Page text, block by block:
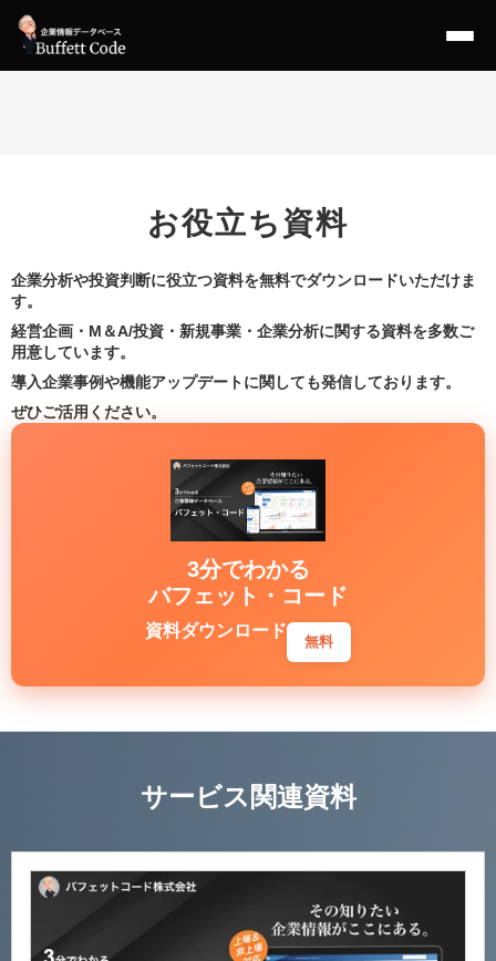
お役立ち資料
企業分析や投資判断に役立つ資料を無料でダウンロードいただけま
す。
経営企画・M＆A/投資・新規事業・企業分析に関する資料を多数ご
用意しています。
導入企業事例や機能アップデートに関しても発信しております。
ぜひご活用ください。
3分でわかる
バフェット・コード
資料ダウンロード
無料
サービス関連資料